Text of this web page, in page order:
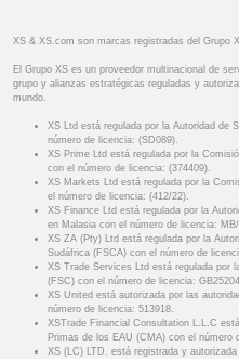
XS & XS.com son marcas registradas del Grupo
El Grupo XS es un proveedor multinacional de
grupo y alianzas estratégicas reguladas y
mundo.
XS Ltd está regulada por la Autoridad de
número de licencia: (SD089).
XS Prime Ltd está regulada por la
con el número de licencia: (374409).
XS Markets Ltd está regulada por la
el número de licencia: (412/22).
XS Finance Ltd está regulada por la
en Malasia con el número de licencia:
XS ZA (Pty) Ltd está regulada por la
Sudáfrica (FSCA) con el número de
XS Trade Services Ltd está regulada por
(FSC) con el número de licencia:
XS United está autorizada por las
número de licencia: 513918.
XSTrade Financial Consultation L.L.C
Primas de los EAU (CMA) con el número
XS (LC) LTD. está registrada y